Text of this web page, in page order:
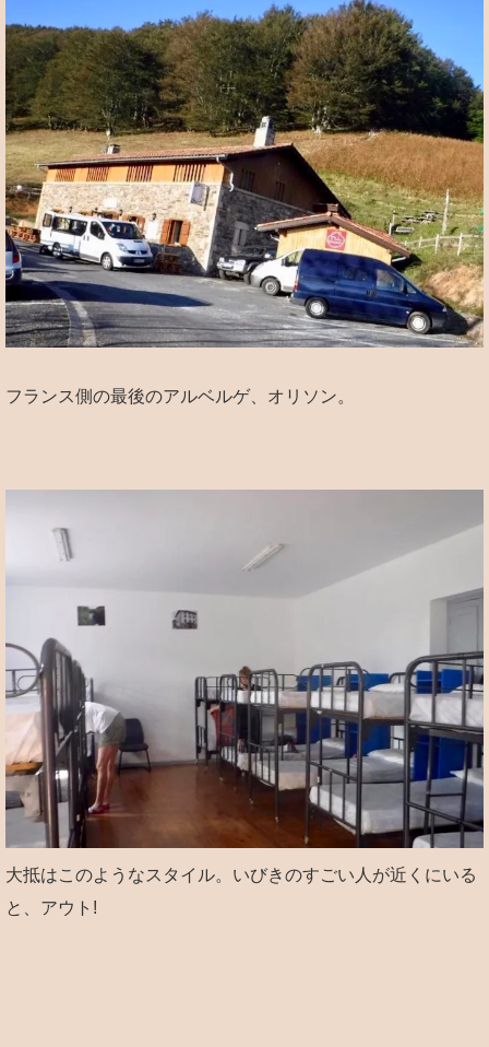
フランス側の最後のアルベルゲ、オリソン。
大抵はこのようなスタイル。いびきのすごい人が近くにいる
と、アウト!